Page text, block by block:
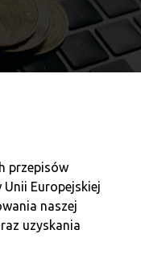
przepisów
Europejskiej
naszej
uzyskania